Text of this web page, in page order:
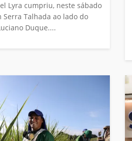
Lyra cumpriu, neste sábado
Serra Talhada ao lado do
Duque....